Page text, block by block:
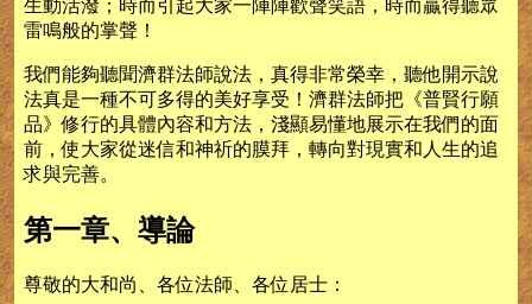
生動活潑；時而引起大家一陣陣歡聲笑語，時而贏得聽眾
雷鳴般的掌聲！
我們能夠聽聞濟群法師說法，真得非常榮幸，聽他開示說
法真是一種不可多得的美好享受！濟群法師把《普賢行願
品》修行的具體內容和方法，淺顯易懂地展示在我們的面
前，使大家從迷信和神祈的膜拜，轉向對現實和人生的追
求與完善。
第一章、導論
尊敬的大和尚、各位法師、各位居士：